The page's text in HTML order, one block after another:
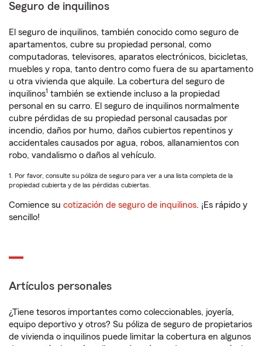
Seguro de inquilinos
El seguro de inquilinos, también conocido como seguro de
apartamentos, cubre su propiedad personal, como
computadoras, televisores, aparatos electrónicos, bicicletas,
muebles y ropa, tanto dentro como fuera de su apartamento
u otra vivienda que alquile. La cobertura del seguro de
inquilinos1 también se extiende incluso a la propiedad
personal en su carro. El seguro de inquilinos normalmente
cubre pérdidas de su propiedad personal causadas por
incendio, daños por humo, daños cubiertos repentinos y
accidentales causados por agua, robos, allanamientos con
robo, vandalismo o daños al vehículo.
1. Por favor, consulte su póliza de seguro para ver a una lista completa de la
propiedad cubierta y de las pérdidas cubiertas.
Comience su cotización de seguro de inquilinos. ¡Es rápido y
sencillo!
Artículos personales
¿Tiene tesoros importantes como coleccionables, joyería,
equipo deportivo y otros? Su póliza de seguro de propietarios
de vivienda o inquilinos puede limitar la cobertura en algunos